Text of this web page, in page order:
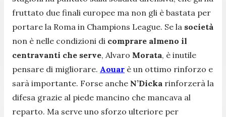
fruttato due finali europee ma non gli è bastata per
portare la Roma in Champions League. Se la società
non è nelle condizioni di comprare almeno il
centravanti che serve, Alvaro Morata, è inutile
pensare di migliorare. Aouar è un ottimo rinforzo e
sarà importante. Forse anche N’Dicka rinforzerà la
difesa grazie al piede mancino che mancava al
reparto. Ma serve uno sforzo ulteriore per